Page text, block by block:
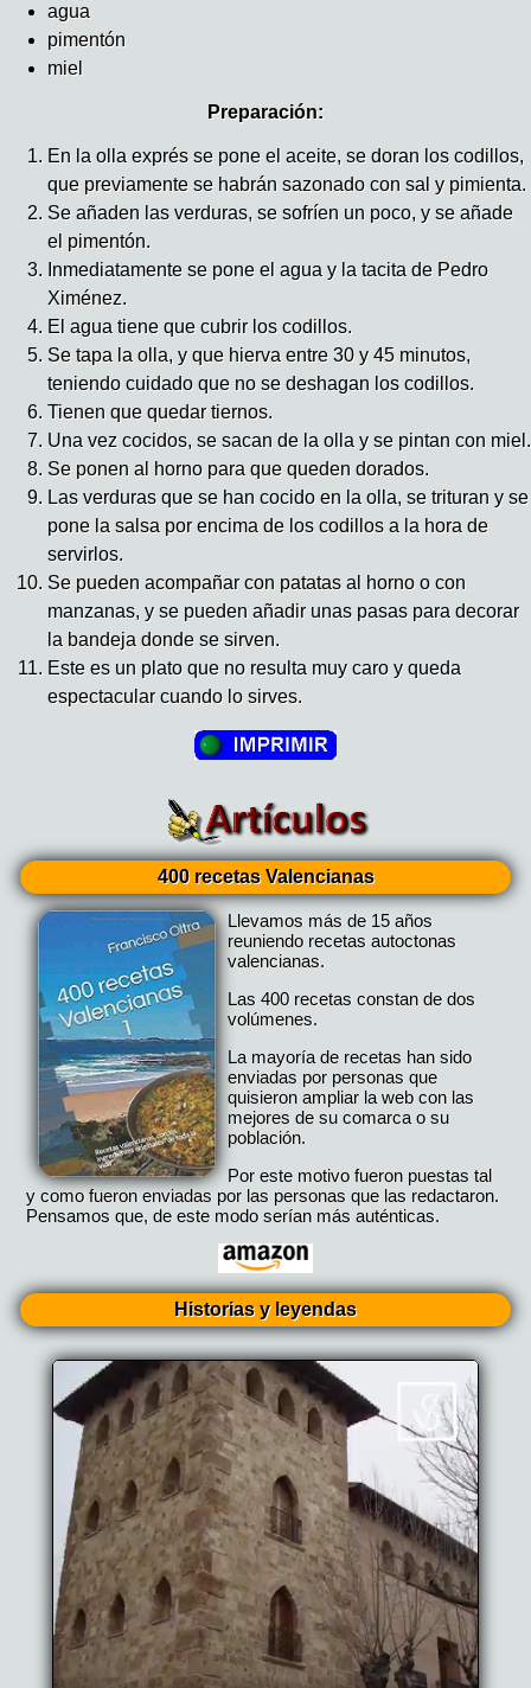
agua
pimentón
miel
Preparación:
En la olla exprés se pone el aceite, se doran los codillos,
que previamente se habrán sazonado con sal y pimienta.
Se añaden las verduras, se sofríen un poco, y se añade
el pimentón.
Inmediatamente se pone el agua y la tacita de Pedro
Ximénez.
El agua tiene que cubrir los codillos.
Se tapa la olla, y que hierva entre 30 y 45 minutos,
teniendo cuidado que no se deshagan los codillos.
Tienen que quedar tiernos.
Una vez cocidos, se sacan de la olla y se pintan con miel.
Se ponen al horno para que queden dorados.
Las verduras que se han cocido en la olla, se trituran y se
pone la salsa por encima de los codillos a la hora de
servirlos.
Se pueden acompañar con patatas al horno o con
manzanas, y se pueden añadir unas pasas para decorar
la bandeja donde se sirven.
Este es un plato que no resulta muy caro y queda
espectacular cuando lo sirves.
400 recetas Valencianas
Llevamos más de 15 años
reuniendo recetas autoctonas
valencianas.
Las 400 recetas constan de dos
volúmenes.
La mayoría de recetas han sido
enviadas por personas que
quisieron ampliar la web con las
mejores de su comarca o su
población.
Por este motivo fueron puestas tal
y como fueron enviadas por las personas que las redactaron.
Pensamos que, de este modo serían más auténticas.
Historias y leyendas